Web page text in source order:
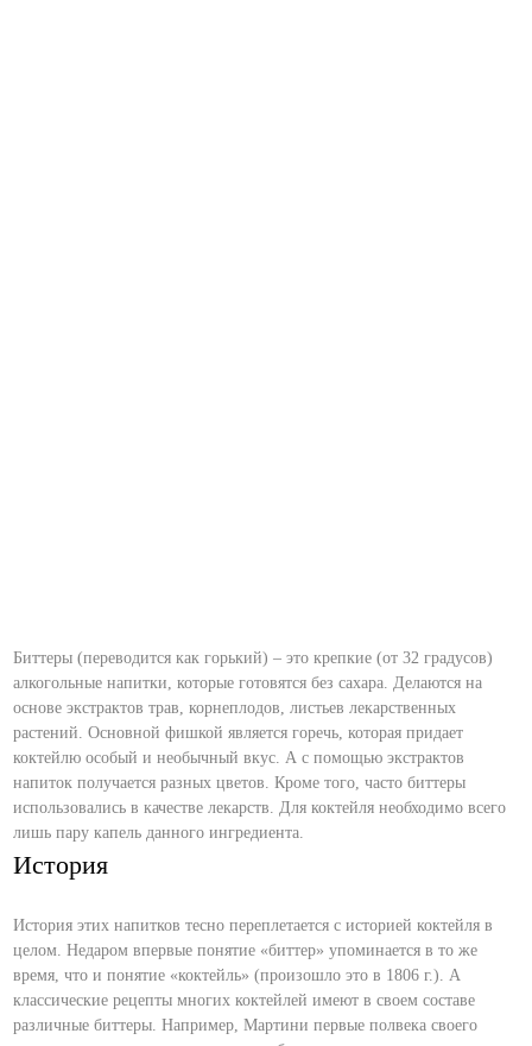
Биттеры (переводится как горький) – это крепкие (от 32 градусов)
алкогольные напитки, которые готовятся без сахара. Делаются на
основе экстрактов трав, корнеплодов, листьев лекарственных
растений. Основной фишкой является горечь, которая придает
коктейлю особый и необычный вкус. А с помощью экстрактов
напиток получается разных цветов. Кроме того, часто биттеры
использовались в качестве лекарств. Для коктейля необходимо всего
лишь пару капель данного ингредиента.
История
История этих напитков тесно переплетается с историей коктейля в
целом. Недаром впервые понятие «биттер» упоминается в то же
время, что и понятие «коктейль» (произошло это в 1806 г.). А
классические рецепты многих коктейлей имеют в своем составе
различные биттеры. Например, Мартини первые полвека своего